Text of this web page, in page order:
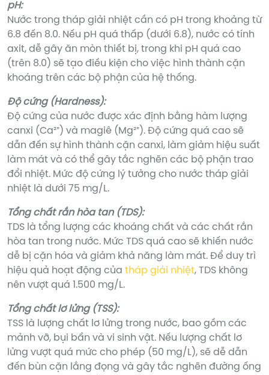
pH:
Nước trong tháp giải nhiệt cần có pH trong khoảng từ
6.8 đến 8.0. Nếu pH quá thấp (dưới 6.8), nước có tính
axit, dễ gây ăn mòn thiết bị, trong khi pH quá cao
(trên 8.0) sẽ tạo điều kiện cho việc hình thành cặn
khoáng trên các bộ phận của hệ thống.
Độ cứng (Hardness):
Độ cứng của nước được xác định bằng hàm lượng
canxi (Ca²⁺) và magiê (Mg²⁺). Độ cứng quá cao sẽ
dẫn đến sự hình thành cặn canxi, làm giảm hiệu suất
làm mát và có thể gây tắc nghẽn các bộ phận trao
đổi nhiệt. Mức độ cứng lý tưởng cho nước tháp giải
nhiệt là dưới 75 mg/L.
Tổng chất rắn hòa tan (TDS):
TDS là tổng lượng các khoáng chất và các chất rắn
hòa tan trong nước. Mức TDS quá cao sẽ khiến nước
dễ bị cặn hóa và giảm khả năng làm mát. Để duy trì
hiệu quả hoạt động của tháp giải nhiệt, TDS không
nên vượt quá 1.500 mg/L.
Tổng chất lơ lửng (TSS):
TSS là lượng chất lơ lửng trong nước, bao gồm các
mảnh vỡ, bụi bẩn và vi sinh vật. Nếu lượng chất lơ
lửng vượt quá mức cho phép (50 mg/L), sẽ dễ dẫn
đến bùn cặn lắng đọng và gây tắc nghẽn đường ống